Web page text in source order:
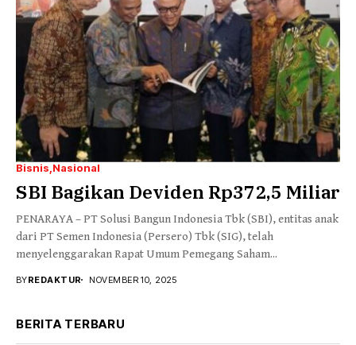
Bisnis Nasional
SBI Bagikan Deviden Rp372,5 Miliar
PENARAYA – PT Solusi Bangun Indonesia Tbk (SBI), entitas anak
dari PT Semen Indonesia (Persero) Tbk (SIG), telah
menyelenggarakan Rapat Umum Pemegang Saham...
BYREDAKTUR NOVEMBER 10, 2025
BERITA TERBARU